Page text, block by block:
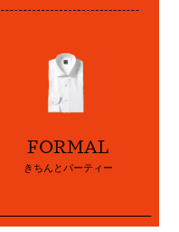
FORMAL
きちんとパーティー